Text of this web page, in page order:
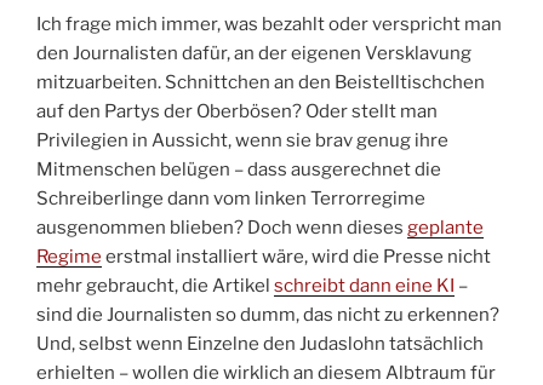
Ich frage mich immer, was bezahlt oder verspricht man
den Journalisten dafür, an der eigenen Versklavung
mitzuarbeiten. Schnittchen an den Beistelltischchen
auf den Partys der Oberbösen? Oder stellt man
Privilegien in Aussicht, wenn sie brav genug ihre
Mitmenschen belügen – dass ausgerechnet die
Schreiberlinge dann vom linken Terrorregime
ausgenommen blieben? Doch wenn dieses geplante
Regime erstmal installiert wäre, wird die Presse nicht
mehr gebraucht, die Artikel schreibt dann eine KI –
sind die Journalisten so dumm, das nicht zu erkennen?
Und, selbst wenn Einzelne den Judaslohn tatsächlich
erhielten – wollen die wirklich an diesem Albtraum für